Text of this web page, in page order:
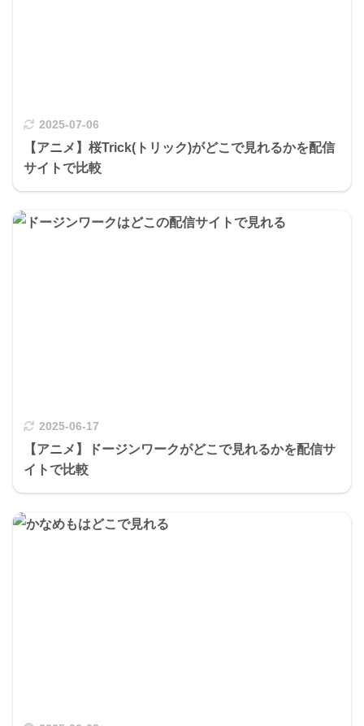
2025-07-06
【アニメ】桜Trick(トリック)がどこで見れるかを配信
サイトで比較
2025-06-17
【アニメ】ドージンワークがどこで見れるかを配信サ
イトで比較